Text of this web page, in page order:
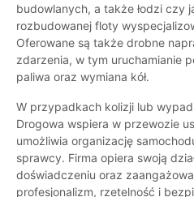
budowlanych, a także łodzi czy
rozbudowanej floty
Oferowane są także drobne
zdarzenia, w tym uruchamianie
paliwa oraz wymiana kół.
W przypadkach kolizji lub
Drogowa wspiera w przewozie
umożliwia organizację
sprawcy. Firma opiera swoją
doświadczeniu oraz
profesjonalizm, rzetelność i